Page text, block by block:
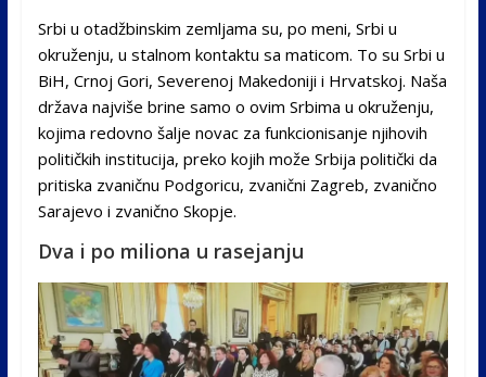
Srbi u otadžbinskim zemljama su, po meni, Srbi u
okruženju, u stalnom kontaktu sa maticom. To su Srbi u
BiH, Crnoj Gori, Severenoj Makedoniji i Hrvatskoj. Naša
država najviše brine samo o ovim Srbima u okruženju,
kojima redovno šalje novac za funkcionisanje njihovih
političkih institucija, preko kojih može Srbija politički da
pritiska zvaničnu Podgoricu, zvanični Zagreb, zvanično
Sarajevo i zvanično Skopje.
Dva i po miliona u rasejanju